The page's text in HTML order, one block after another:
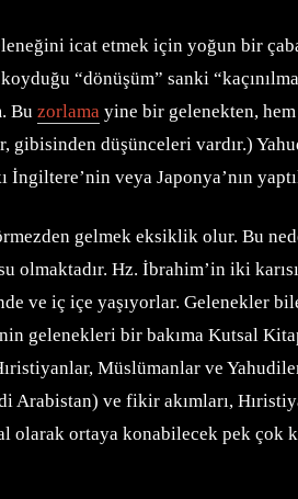
icat etmek için yoğun bir
“dönüşüm” sanki
Bu zorlama yine bir gelenekten,
gibisinden düşünceleri vardır.)
veya Japonya’nın
gelmek eksiklik olur. Bu
Hz. İbrahim’in iki
ve iç içe yaşıyorlar. Gelenekler
gelenekleri bir bakıma Kutsal
Müslümanlar ve
ve fikir akımları,
olarak ortaya konabilecek pek çok